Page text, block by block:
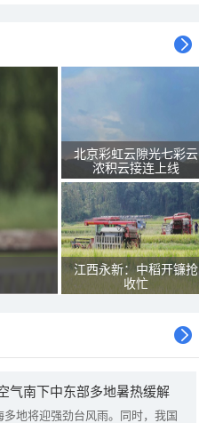
北京彩虹云隙光七彩云
浓积云接连上线
江西永新：中稻开镰抢
收忙
气南下中东部多地暑热缓解
地将迎强劲台风雨。同时，我国